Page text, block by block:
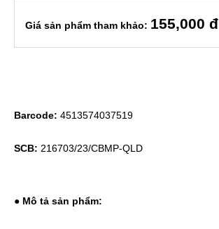
Giá sản phẩm tham khảo: 155,000 đ
Barcode: 4513574037519
SCB: 216703/23/CBMP-QLD
● Mô tả sản phẩm: